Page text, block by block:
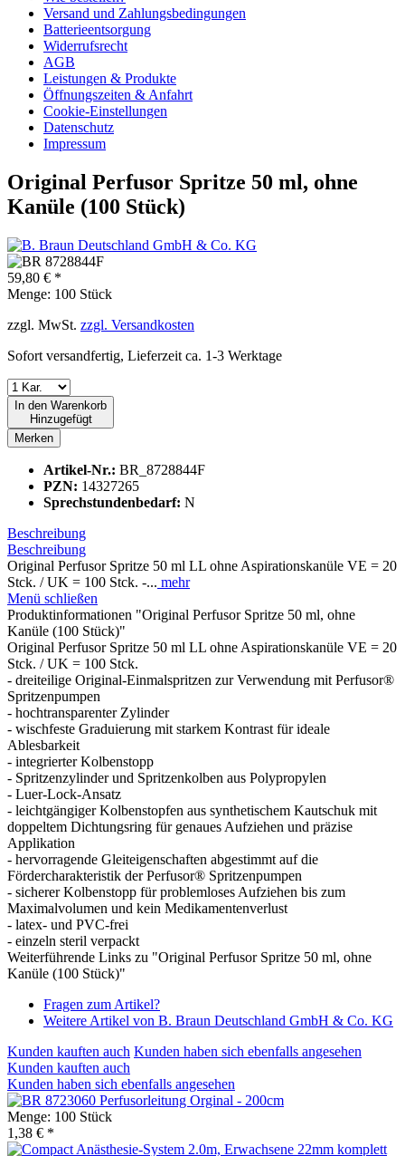
Versand und Zahlungsbedingungen
Batterieentsorgung
Widerrufsrecht
AGB
Leistungen & Produkte
Öffnungszeiten & Anfahrt
Cookie-Einstellungen
Datenschutz
Impressum
Original Perfusor Spritze 50 ml, ohne
Kanüle (100 Stück)
59,80 € *
Menge: 100 Stück
zzgl. MwSt. zzgl. Versandkosten
Sofort versandfertig, Lieferzeit ca. 1-3 Werktage
In den Warenkorb
Hinzugefügt
Merken
Artikel-Nr.: BR_8728844F
PZN: 14327265
Sprechstundenbedarf: N
Beschreibung
Beschreibung
Original Perfusor Spritze 50 ml LL ohne Aspirationskanüle VE = 20
Stck. / UK = 100 Stck. -... mehr
Menü schließen
Produktinformationen "Original Perfusor Spritze 50 ml, ohne
Kanüle (100 Stück)"
Original Perfusor Spritze 50 ml LL ohne Aspirationskanüle VE = 20
Stck. / UK = 100 Stck.
- dreiteilige Original-Einmalspritzen zur Verwendung mit Perfusor®
Spritzenpumpen
- hochtransparenter Zylinder
- wischfeste Graduierung mit starkem Kontrast für ideale
Ablesbarkeit
- integrierter Kolbenstopp
- Spritzenzylinder und Spritzenkolben aus Polypropylen
- Luer-Lock-Ansatz
- leichtgängiger Kolbenstopfen aus synthetischem Kautschuk mit
doppeltem Dichtungsring für genaues Aufziehen und präzise
Applikation
- hervorragende Gleiteigenschaften abgestimmt auf die
Fördercharakteristik der Perfusor® Spritzenpumpen
- sicherer Kolbenstopp für problemloses Aufziehen bis zum
Maximalvolumen und kein Medikamentenverlust
- latex- und PVC-frei
- einzeln steril verpackt
Weiterführende Links zu "Original Perfusor Spritze 50 ml, ohne
Kanüle (100 Stück)"
Fragen zum Artikel?
Weitere Artikel von B. Braun Deutschland GmbH & Co. KG
Kunden kauften auch Kunden haben sich ebenfalls angesehen
Kunden kauften auch
Kunden haben sich ebenfalls angesehen
Perfusorleitung Orginal - 200cm
Menge: 100 Stück
1,38 € *